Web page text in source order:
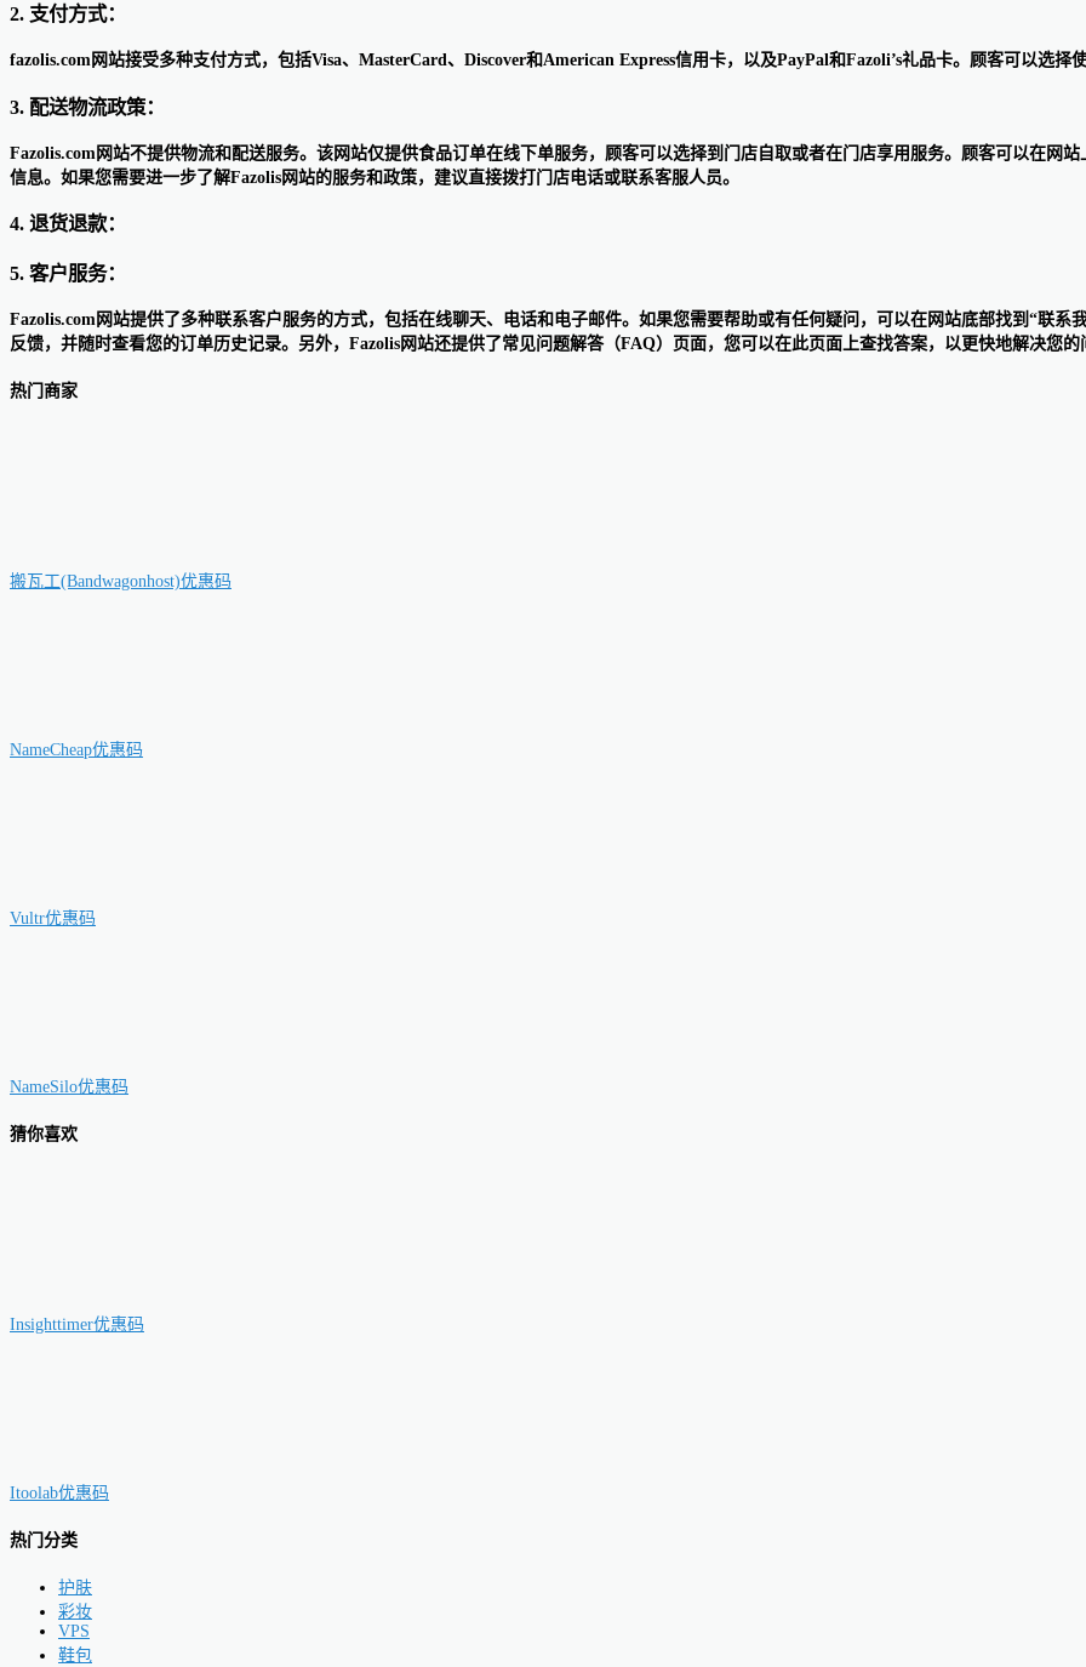
2. 支付方式：
fazolis.com网站接受多种支付方式，包括Visa、MasterCard、Discover和American Express信用卡，以及PayPal和Fazoli’s礼品卡。顾客可以选择
3. 配送物流政策：
Fazolis.com网站不提供物流和配送服务。该网站仅提供食品订单在线下单服务，顾客可以选择到门店自取或者在门店享用服务。顾客可以在网
信息。如果您需要进一步了解Fazolis网站的服务和政策，建议直接拨打门店电话或联系客服人员。
4. 退货退款：
5. 客户服务：
Fazolis.com网站提供了多种联系客户服务的方式，包括在线聊天、电话和电子邮件。如果您需要帮助或有任何疑问，可以在网站底部找到“联
反馈，并随时查看您的订单历史记录。另外，Fazolis网站还提供了常见问题解答（FAQ）页面，您可以在此页面上查找答案，以更快地解决您的
热门商家
搬瓦工(Bandwagonhost)优惠码
NameCheap优惠码
Vultr优惠码
NameSilo优惠码
猜你喜欢
Insighttimer优惠码
Itoolab优惠码
热门分类
护肤
彩妆
VPS
鞋包